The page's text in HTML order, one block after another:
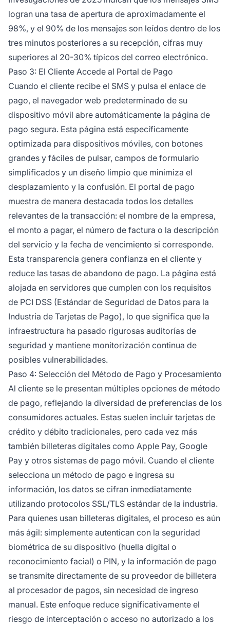
logran una tasa de apertura de aproximadamente el
98%, y el 90% de los mensajes son leídos dentro de los
tres minutos posteriores a su recepción, cifras muy
superiores al 20-30% típicos del correo electrónico.
Paso 3: El Cliente Accede al Portal de Pago
Cuando el cliente recibe el SMS y pulsa el enlace de
pago, el navegador web predeterminado de su
dispositivo móvil abre automáticamente la página de
pago segura. Esta página está específicamente
optimizada para dispositivos móviles, con botones
grandes y fáciles de pulsar, campos de formulario
simplificados y un diseño limpio que minimiza el
desplazamiento y la confusión. El portal de pago
muestra de manera destacada todos los detalles
relevantes de la transacción: el nombre de la empresa,
el monto a pagar, el número de factura o la descripción
del servicio y la fecha de vencimiento si corresponde.
Esta transparencia genera confianza en el cliente y
reduce las tasas de abandono de pago. La página está
alojada en servidores que cumplen con los requisitos
de PCI DSS (Estándar de Seguridad de Datos para la
Industria de Tarjetas de Pago), lo que significa que la
infraestructura ha pasado rigurosas auditorías de
seguridad y mantiene monitorización continua de
posibles vulnerabilidades.
Paso 4: Selección del Método de Pago y Procesamiento
Al cliente se le presentan múltiples opciones de método
de pago, reflejando la diversidad de preferencias de los
consumidores actuales. Estas suelen incluir tarjetas de
crédito y débito tradicionales, pero cada vez más
también billeteras digitales como Apple Pay, Google
Pay y otros sistemas de pago móvil. Cuando el cliente
selecciona un método de pago e ingresa su
información, los datos se cifran inmediatamente
utilizando protocolos SSL/TLS estándar de la industria.
Para quienes usan billeteras digitales, el proceso es aún
más ágil: simplemente autentican con la seguridad
biométrica de su dispositivo (huella digital o
reconocimiento facial) o PIN, y la información de pago
se transmite directamente de su proveedor de billetera
al procesador de pagos, sin necesidad de ingreso
manual. Este enfoque reduce significativamente el
riesgo de interceptación o acceso no autorizado a los